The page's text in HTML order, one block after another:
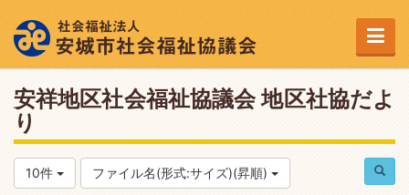
安祥地区社会福祉協議会 地区社協だよ
り
10件 ファイル名(形式:サイズ)(昇順)